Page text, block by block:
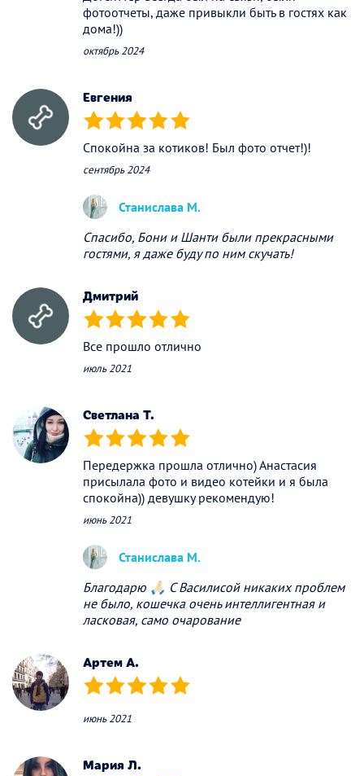
фотоотчеты, даже привыкли быть в гостях как
дома!))
октябрь 2024
Евгения
(*) (*) (*) (*) (*)
Спокойна за котиков! Был фото отчет!)!
сентябрь 2024
Станислава М.
Спасибо, Бони и Шанти были прекрасными
гостями, я даже буду по ним скучать!
Дмитрий
(*) (*) (*) (*) (*)
Все прошло отлично
июль 2021
Светлана Т.
(*) (*) (*) (*) (*)
Передержка прошла отлично) Анастасия
присылала фото и видео котейки и я была
спокойна)) девушку рекомендую!
июнь 2021
Станислава М.
Благодарю 🙏🏻 С Василисой никаких проблем
не было, кошечка очень интеллигентная и
ласковая, само очарование
Артем А.
(*) (*) (*) (*) (*)
июнь 2021
Мария Л.